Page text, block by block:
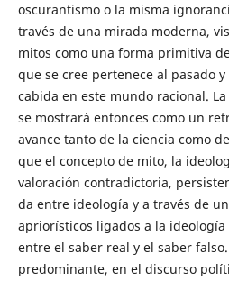
oscurantismo o la misma
través de una mirada moderna,
mitos como una forma primitiva
que se cree pertenece al pasado
cabida en este mundo racional.
se mostrará entonces como un
avance tanto de la ciencia como
que el concepto de mito, la
valoración contradictoria,
da entre ideología y a través de
apriorísticos ligados a la
entre el saber real y el saber
predominante, en el discurso